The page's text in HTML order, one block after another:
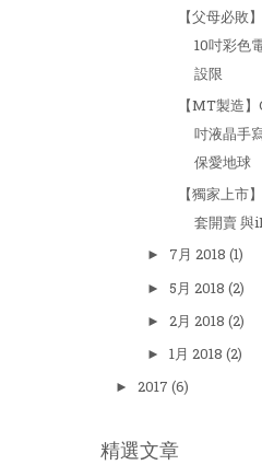
【父母必敗
10吋彩色
設限
【MT製造
吋液晶手
保愛地球
【獨家上市
套開賣 與
► 7月 2018 (1)
► 5月 2018 (2)
► 2月 2018 (2)
► 1月 2018 (2)
► 2017 (6)
精選文章